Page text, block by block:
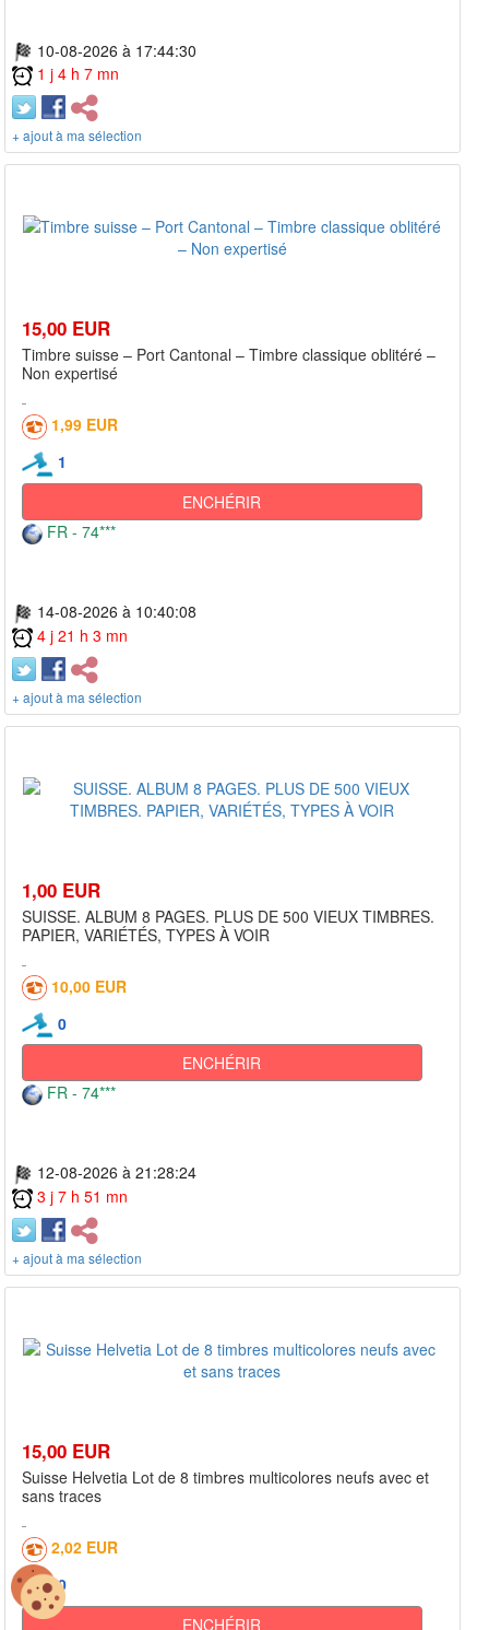
10-08-2026 à 17:44:30
1 j 4 h 7 mn
+ ajout à ma sélection
15,00 EUR
Timbre suisse – Port Cantonal – Timbre classique oblitéré –
Non expertisé
1,99 EUR
1
ENCHÉRIR
FR - 74***
14-08-2026 à 10:40:08
4 j 21 h 3 mn
+ ajout à ma sélection
1,00 EUR
SUISSE. ALBUM 8 PAGES. PLUS DE 500 VIEUX TIMBRES.
PAPIER, VARIÉTÉS, TYPES À VOIR
10,00 EUR
0
ENCHÉRIR
FR - 74***
12-08-2026 à 21:28:24
3 j 7 h 51 mn
+ ajout à ma sélection
15,00 EUR
Suisse Helvetia Lot de 8 timbres multicolores neufs avec et
sans traces
2,02 EUR
0
ENCHÉRIR